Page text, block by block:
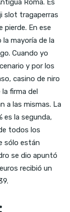
Roma. Es
slot tragaperras
pierde. En ese
mayoría de la
Cuando yo
y por los
casino de niro
firma del
a las mismas. La
es la segunda,
todos los
sólo están
se dio apuntó
recibió un